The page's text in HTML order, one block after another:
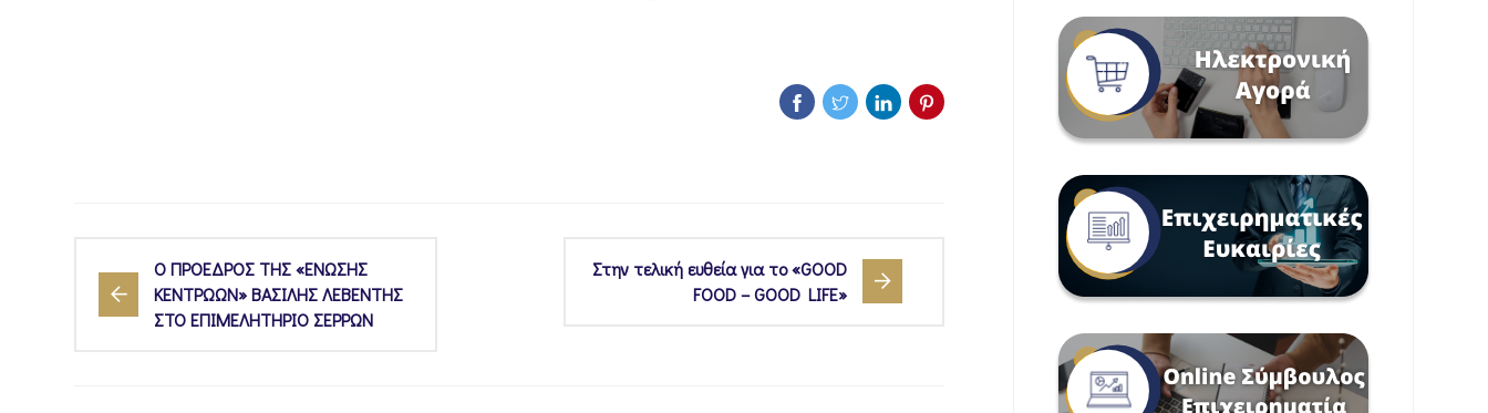
Ο ΠΡΟΕΔΡΟΣ ΤΗΣ «ΕΝΩΣΗΣ
ΚΕΝΤΡΩΩΝ» ΒΑΣΙΛΗΣ ΛΕΒΕΝΤΗΣ
ΣΤΟ ΕΠΙΜΕΛΗΤΗΡΙΟ ΣΕΡΡΩΝ
Στην τελική ευθεία για το «GOOD
FOOD – GOOD LIFE»